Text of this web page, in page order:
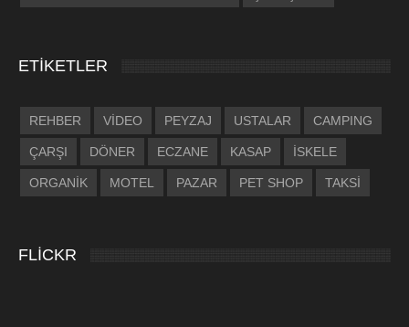
ETİKETLER
REHBER VİDEO PEYZAJ USTALAR CAMPING
ÇARŞI DÖNER ECZANE KASAP İSKELE
ORGANİK MOTEL PAZAR PET SHOP TAKSİ
FLICKR